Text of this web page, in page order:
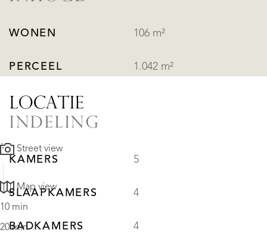
WONEN 106 m²
PERCEEL 1.042 m²
INDELING
KAMERS 5
SLAAPKAMERS 4
BADKAMERS 4
LOCATIE
Street view
Map view
10 min
20 min